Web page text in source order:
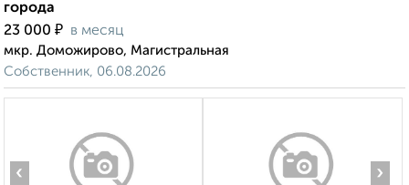
города
23 000 ₽ в месяц
мкр. Доможирово, Магистральная
Собственник, 06.08.2026
‹ ›